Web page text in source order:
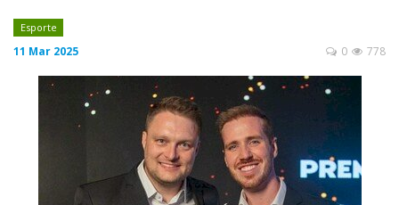
SEGURANÇA
GERAL
CONTATO
A FOLHA REGIONAL DIGITAL
Esporte
11 Mar 2025 778
0